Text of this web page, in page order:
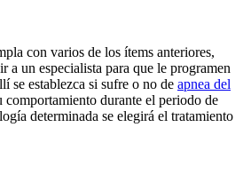
con varios de los ítems anteriores,
a un especialista para que le programen
se establezca si sufre o no de apnea del
comportamiento durante el periodo de
determinada se elegirá el tratamiento